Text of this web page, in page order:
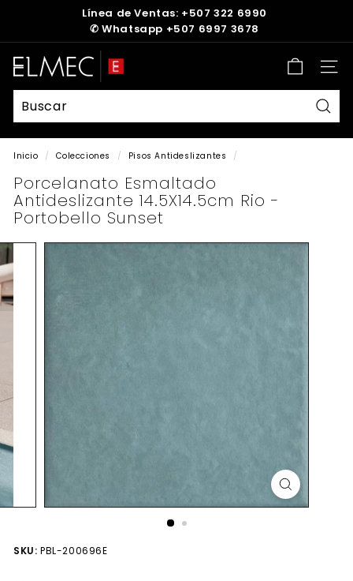
diapositivas
pausa
Línea de Ventas: +507 322 6990
✆ Whatsapp +507 6997 3678
E
L
M
E
C
Inicio / Colecciones / Pisos Antideslizantes /
Porcelanato Esmaltado
Antideslizante 14.5X14.5cm Rio -
Portobello Sunset
SKU: PBL-200696E